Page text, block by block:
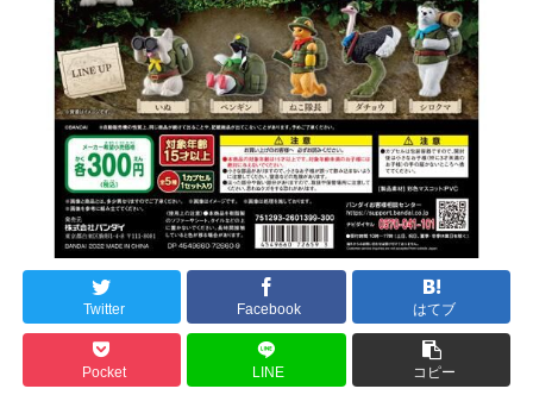
Twitter Facebook はてブ
Pocket LINE コピー